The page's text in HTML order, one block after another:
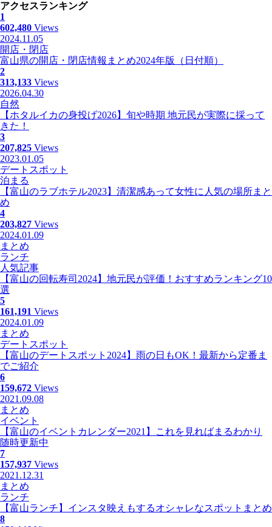
アクセスランキング
1
602,480 Views
2024.11.05
開店・閉店
富山県の開店・閉店情報まとめ2024年版（日付順）
2
313,133 Views
2026.04.30
自然
【ホタルイカの身投げ2026】旬や時期 地元民が実際に採って
きた！
3
207,825 Views
2023.01.05
デートスポット
泊まる
【富山のラブホテル2023】清潔感あって女性に人気の場所まと
め
4
203,827 Views
2024.01.09
まとめ
ランチ
人気記事
【富山の回転寿司2024】地元民が評価！おすすめランキング10
選
5
161,191 Views
2024.01.09
まとめ
デートスポット
【富山のデートスポット2024】雨の日もOK！最新から定番ま
でご紹介
6
159,672 Views
2021.09.08
まとめ
イベント
【富山のイベントカレンダー2021】これを見ればまるわかり
随時更新中
7
157,937 Views
2021.12.31
まとめ
ランチ
【富山ランチ】インスタ映えもするオシャレなスポットまとめ
8